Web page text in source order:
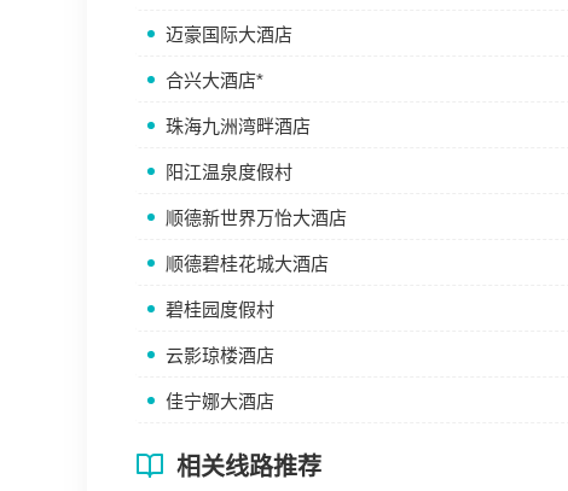
迈豪国际大酒店
合兴大酒店*
珠海九洲湾畔酒店
阳江温泉度假村
顺德新世界万怡大酒店
顺德碧桂花城大酒店
碧桂园度假村
云影琼楼酒店
佳宁娜大酒店
相关线路推荐